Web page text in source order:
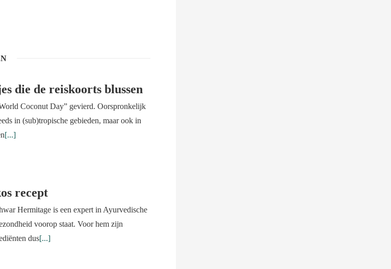
die de reiskoorts blussen
Coconut Day” gevierd. Oorspronkelijk
in (sub)tropische gebieden, maar ook in
[...]
recept
Hermitage is een expert in Ayurvedische
voorop staat. Voor hem zijn
dus[...]